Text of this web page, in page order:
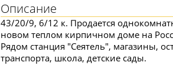
Описание
43/20/9, 6/12 к. Продается
новом теплом кирпичном доме на
Рядом станция "Сеятель", магазины,
транспорта, школа, детские сады.